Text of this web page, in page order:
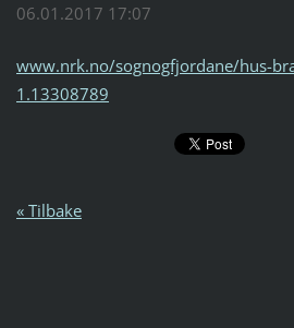
06.01.2017 17:07
www.nrk.no/sognogfjordane/hus-
1.13308789
« Tilbake